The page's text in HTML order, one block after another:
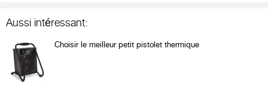
Aussi intéressant:
Choisir le meilleur petit pistolet thermique